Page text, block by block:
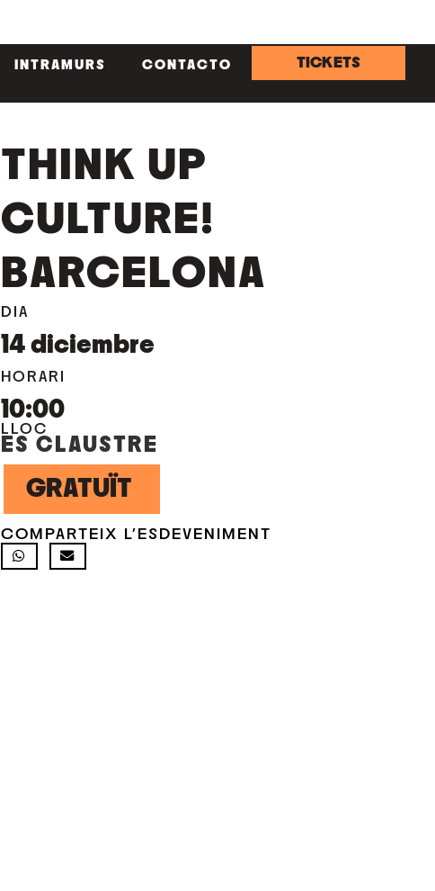
INTRAMURS CONTACTO TICKETS
THINK UP
CULTURE!
BARCELONA
DIA
14 diciembre
HORARI
10:00
LLOC
ES CLAUSTRE
GRATUÏT
COMPARTEIX L'ESDEVENIMENT